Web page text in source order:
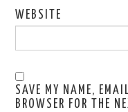
WEBSITE
SAVE MY NAME,
BROWSER FOR THE